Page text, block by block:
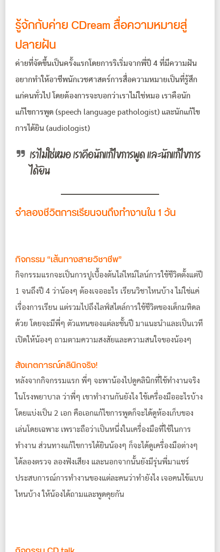
รู้จักกับค่าย CDream สื่อความหมายสู่
ปลายฝัน
ค่ายที่จัดขึ้นเป็นครั้งแรกโดยการริเริ่มจากพี่ปี 4 ที่มีความฝัน
อยากทำให้อาชีพนักเวชศาสตร์การสื่อความหมายเป็นที่รู้สึก
แก่คนทั่วไป โดยต้องการจะบอกว่าเราไม่ใช่หมอ เราคือนัก
แก้ไขการพูด (speech language pathologist) และนักแก้ไข
การได้ยิน (audiologist)
เราไม่ใช่หมอ เราคือนักแก้ไขการพูด และนักแก้ไขการ
ได้ยิน
จำลองชีวิตการเรียนจนถึงทำงานใน 1 วัน
กิจกรรม “เส้นทางสายวิชาชีพ”
กิจกรรมแรกจะเป็นการปูเบื้องต้นไล่ไทม์ไลน์การใช้ชีวิตตั้งแต่ปี
1 จนถึงปี 4 ว่าน้องๆ ต้องเจออะไร เรียนวิชาไหนบ้าง ไม่ใช่แค่
เรื่องการเรียน แต่รวมไปถึงไลฟ์สไตล์การใช้ชีวิตของเด็กมหิดล
ด้วย โดยจะมีพี่ๆ ตัวแทนของแต่ละชั้นปี มาแนะนำและเป็นเวที
เปิดให้น้องๆ ถามตามความสงสัยและความสนใจของน้องๆ
สังเกตการณ์คลินิกจริง!
หลังจากกิจกรรมแรก พี่ๆ จะพาน้องไปดูคลินิกที่ใช้ทำงานจริง
ในโรงพยาบาล ว่าพี่ๆ เขาทำงานกันยังไง ใช้เครื่องมืออะไรบ้าง
โดยแบ่งเป็น 2 เอก คือเอกแก้ไขการพูดก็จะได้ดูห้องเก็บของ
เล่นโดยเฉพาะ เพราะถือว่าเป็นหนึ่งในเครื่องมือที่ใช้ในการ
ทำงาน ส่วนทางแก้ไขการได้ยินน้องๆ ก็จะได้ดูเครื่องมือต่างๆ
ได้ลองตรวจ ลองฟังเสียง และนอกจากนั้นยังมีรุ่นพี่มาแชร์
ประสบการณ์การทำงานของแต่ละคนว่าทำยังไง เจอคนไข้แบบ
ไหนบ้าง ให้น้องได้ถามและพูดคุยกัน